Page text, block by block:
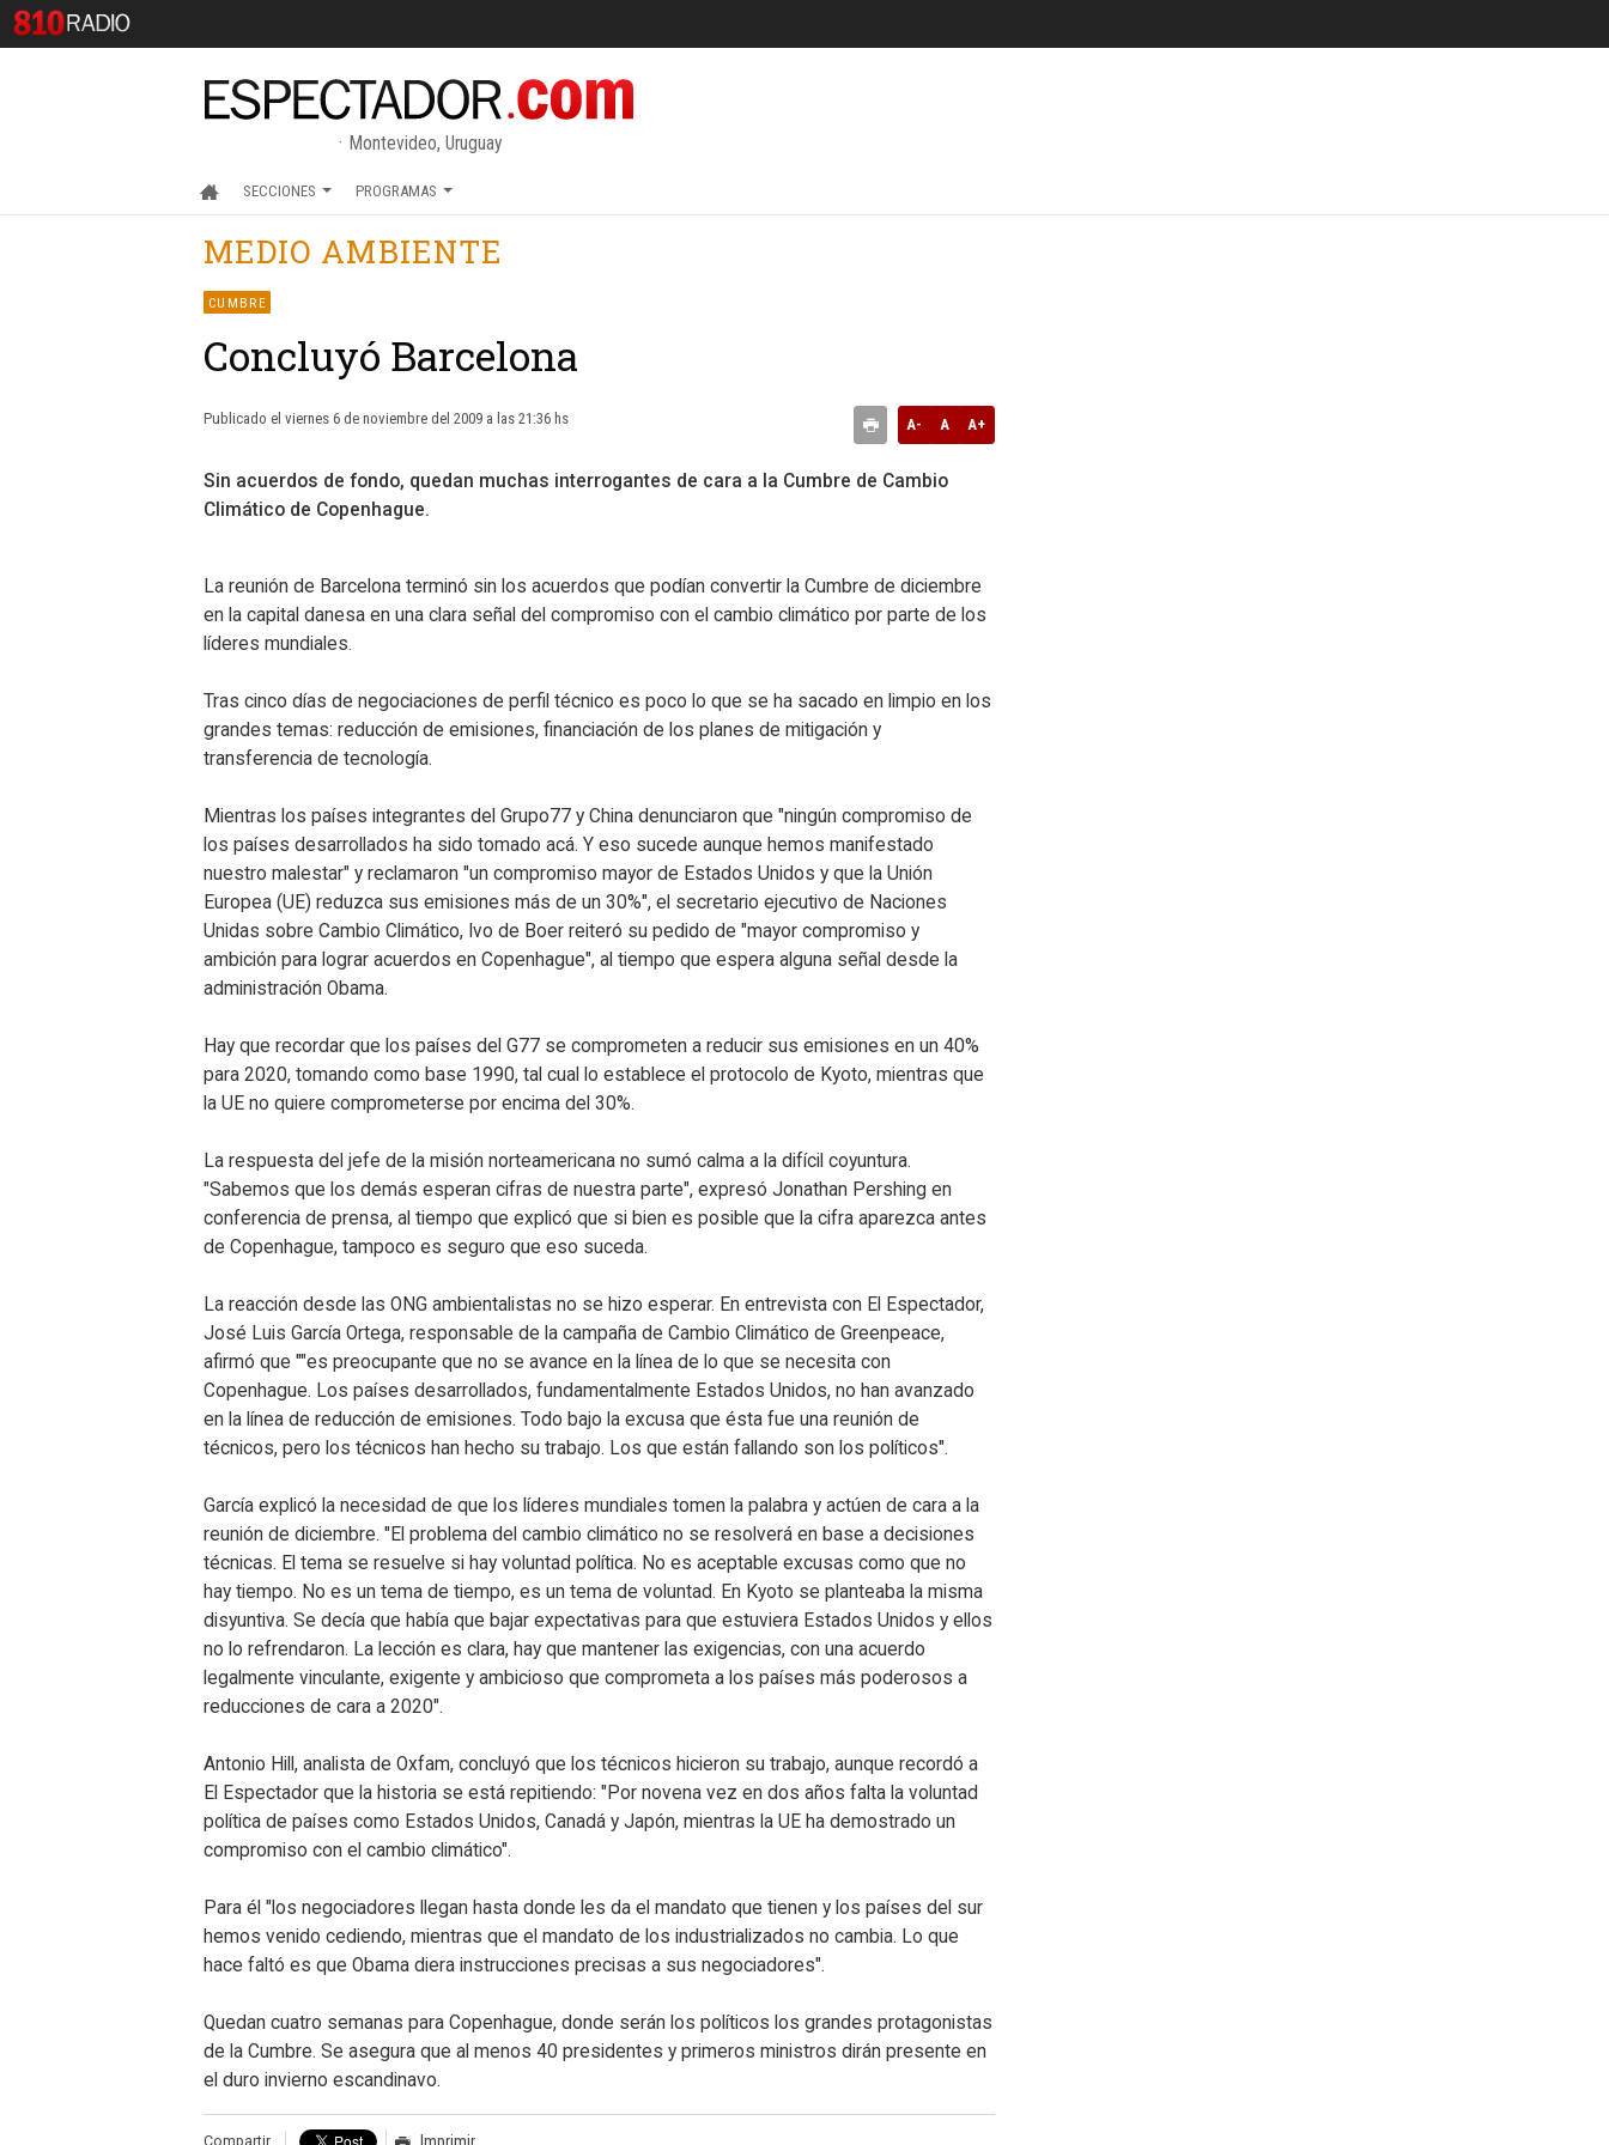
Montevideo, Uruguay
SECCIONES PROGRAMAS
MEDIO AMBIENTE
CUMBRE
Concluyó Barcelona
A- A A+
Publicado el viernes 6 de noviembre del 2009 a las 21:36 hs
Sin acuerdos de fondo, quedan muchas interrogantes de cara a la Cumbre de Cambio
Climático de Copenhague.
La reunión de Barcelona terminó sin los acuerdos que podían convertir la Cumbre de diciembre
en la capital danesa en una clara señal del compromiso con el cambio climático por parte de los
líderes mundiales.
Tras cinco días de negociaciones de perfil técnico es poco lo que se ha sacado en limpio en los
grandes temas: reducción de emisiones, financiación de los planes de mitigación y
transferencia de tecnología.
Mientras los países integrantes del Grupo77 y China denunciaron que "ningún compromiso de
los países desarrollados ha sido tomado acá. Y eso sucede aunque hemos manifestado
nuestro malestar" y reclamaron "un compromiso mayor de Estados Unidos y que la Unión
Europea (UE) reduzca sus emisiones más de un 30%", el secretario ejecutivo de Naciones
Unidas sobre Cambio Climático, Ivo de Boer reiteró su pedido de "mayor compromiso y
ambición para lograr acuerdos en Copenhague", al tiempo que espera alguna señal desde la
administración Obama.
Hay que recordar que los países del G77 se comprometen a reducir sus emisiones en un 40%
para 2020, tomando como base 1990, tal cual lo establece el protocolo de Kyoto, mientras que
la UE no quiere comprometerse por encima del 30%.
La respuesta del jefe de la misión norteamericana no sumó calma a la difícil coyuntura.
"Sabemos que los demás esperan cifras de nuestra parte", expresó Jonathan Pershing en
conferencia de prensa, al tiempo que explicó que si bien es posible que la cifra aparezca antes
de Copenhague, tampoco es seguro que eso suceda.
La reacción desde las ONG ambientalistas no se hizo esperar. En entrevista con El Espectador,
José Luis García Ortega, responsable de la campaña de Cambio Climático de Greenpeace,
afirmó que ""es preocupante que no se avance en la línea de lo que se necesita con
Copenhague. Los países desarrollados, fundamentalmente Estados Unidos, no han avanzado
en la línea de reducción de emisiones. Todo bajo la excusa que ésta fue una reunión de
técnicos, pero los técnicos han hecho su trabajo. Los que están fallando son los políticos".
García explicó la necesidad de que los líderes mundiales tomen la palabra y actúen de cara a la
reunión de diciembre. "El problema del cambio climático no se resolverá en base a decisiones
técnicas. El tema se resuelve si hay voluntad política. No es aceptable excusas como que no
hay tiempo. No es un tema de tiempo, es un tema de voluntad. En Kyoto se planteaba la misma
disyuntiva. Se decía que había que bajar expectativas para que estuviera Estados Unidos y ellos
no lo refrendaron. La lección es clara, hay que mantener las exigencias, con una acuerdo
legalmente vinculante, exigente y ambicioso que comprometa a los países más poderosos a
reducciones de cara a 2020".
Antonio Hill, analista de Oxfam, concluyó que los técnicos hicieron su trabajo, aunque recordó a
El Espectador que la historia se está repitiendo: "Por novena vez en dos años falta la voluntad
política de países como Estados Unidos, Canadá y Japón, mientras la UE ha demostrado un
compromiso con el cambio climático".
Para él "los negociadores llegan hasta donde les da el mandato que tienen y los países del sur
hemos venido cediendo, mientras que el mandato de los industrializados no cambia. Lo que
hace faltó es que Obama diera instrucciones precisas a sus negociadores".
Quedan cuatro semanas para Copenhague, donde serán los políticos los grandes protagonistas
de la Cumbre. Se asegura que al menos 40 presidentes y primeros ministros dirán presente en
el duro invierno escandinavo.
Compartir